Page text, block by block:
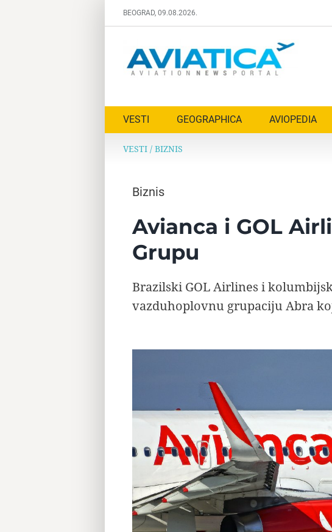
BEOGRAD, 09.08.2026.
VESTI GEOGRAPHICA AVIOPEDIA
VESTI/ BIZNIS
Biznis
Avianca i GOL
Grupu
Brazilski GOL Airlines i
vazduhoplovnu grupaciju Abra